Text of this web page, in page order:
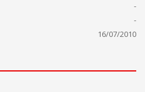
-
-
16/07/2010